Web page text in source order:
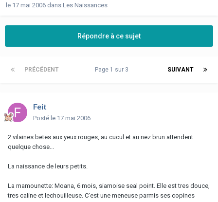
le 17 mai 2006 dans Les Naissances
Répondre à ce sujet
PRÉCÉDENT SUIVANT
Page 1 sur 3
Feit
Posté le 17 mai 2006
2 vilaines betes aux yeux rouges, au cucul et au nez brun attendent
quelque chose...
La naissance de leurs petits.
La mamounette: Moana, 6 mois, siamoise seal point. Elle est tres douce,
tres caline et lechouilleuse. C'est une meneuse parmis ses copines